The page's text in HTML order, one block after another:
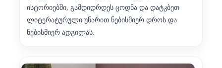
ისტორიებში, გამდიდრდეს ცოდნა და დატკბეთ
ლიტერატურული უნარით ნებისმიერ დროს და
ნებისმიერ ადგილას.